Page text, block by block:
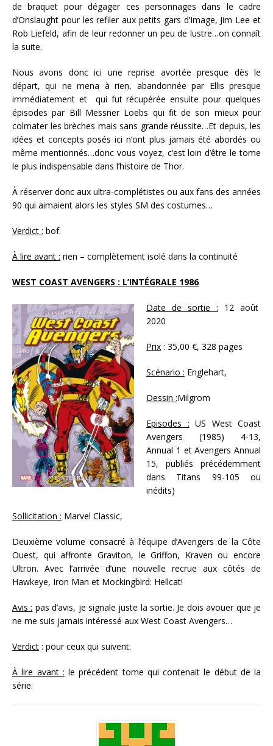
de braquet pour dégager ces personnages dans le cadre
d’Onslaught pour les refiler aux petits gars d’Image, Jim Lee et
Rob Liefeld, afin de leur redonner un peu de lustre…on connaît
la suite.
Nous avons donc ici une reprise avortée presque dès le
départ, qui ne mena à rien, abandonnée par Ellis presque
immédiatement et qui fut récupérée ensuite pour quelques
épisodes par Bill Messner Loebs qui fit de son mieux pour
colmater les brèches mais sans grande réussite…Et depuis, les
idées et concepts posés ici n’ont plus jamais été abordés ou
même mentionnés…donc vous voyez, c’est loin d’être le tome
le plus indispensable dans l’histoire de Thor.
À réserver donc aux ultra-complétistes ou aux fans des années
90 qui aimaient alors les styles SM des costumes…
Verdict : bof.
À lire avant : rien – complètement isolé dans la continuité
WEST COAST AVENGERS : L’INTÉGRALE 1986
Date de sortie : 12 août
2020
Prix : 35,00 €, 328 pages
Scénario : Englehart,
Dessin :Milgrom
Episodes : US West Coast
Avengers (1985) 4-13,
Annual 1 et Avengers Annual
15, publiés précédemment
dans Titans 99-105 ou
inédits)
Sollicitation : Marvel Classic,
Deuxième volume consacré à l’équipe d’Avengers de la Côte
Ouest, qui affronte Graviton, le Griffon, Kraven ou encore
Ultron. Avec l’arrivée d’une nouvelle recrue aux côtés de
Hawkeye, Iron Man et Mockingbird: Hellcat!
Avis : pas d’avis, je signale juste la sortie. Je dois avouer que je
ne me suis jamais intéressé aux West Coast Avengers…
Verdict : pour ceux qui suivent.
À lire avant : le précédent tome qui contenait le début de la
série.